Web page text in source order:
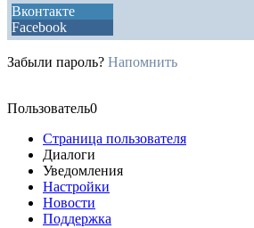
Вконтакте
Facebook
Забыли пароль? Напомнить
Пользователь0
Страница пользователя
Диалоги
Уведомления
Настройки
Новости
Поддержка